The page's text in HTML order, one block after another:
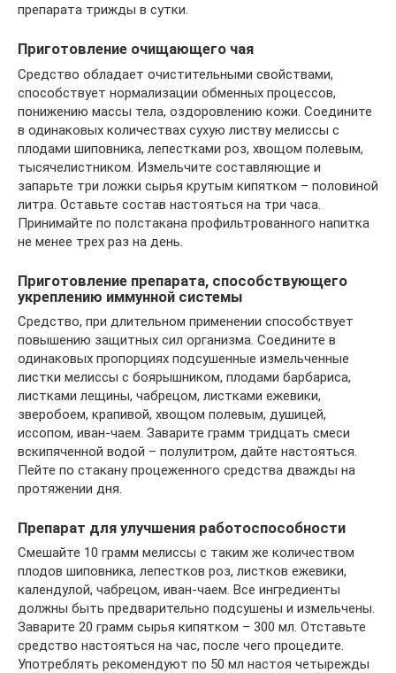
препарата трижды в сутки.
Приготовление очищающего чая
Средство обладает очистительными свойствами,
способствует нормализации обменных процессов,
понижению массы тела, оздоровлению кожи. Соедините
в одинаковых количествах сухую листву мелиссы с
плодами шиповника, лепестками роз, хвощом полевым,
тысячелистником. Измельчите составляющие и
запарьте три ложки сырья крутым кипятком – половиной
литра. Оставьте состав настояться на три часа.
Принимайте по полстакана профильтрованного напитка
не менее трех раз на день.
Приготовление препарата, способствующего
укреплению иммунной системы
Средство, при длительном применении способствует
повышению защитных сил организма. Соедините в
одинаковых пропорциях подсушенные измельченные
листки мелиссы с боярышником, плодами барбариса,
листками лещины, чабрецом, листками ежевики,
зверобоем, крапивой, хвощом полевым, душицей,
иссопом, иван-чаем. Заварите грамм тридцать смеси
вскипяченной водой – полулитром, дайте настояться.
Пейте по стакану процеженного средства дважды на
протяжении дня.
Препарат для улучшения работоспособности
Смешайте 10 грамм мелиссы с таким же количеством
плодов шиповника, лепестков роз, листков ежевики,
календулой, чабрецом, иван-чаем. Все ингредиенты
должны быть предварительно подсушены и измельчены.
Заварите 20 грамм сырья кипятком – 300 мл. Отставьте
средство настояться на час, после чего процедите.
Употреблять рекомендуют по 50 мл настоя четырежды